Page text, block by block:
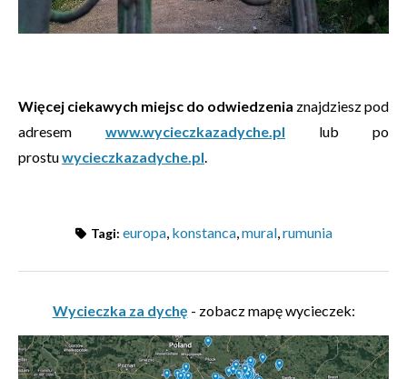
Więcej ciekawych miejsc do odwiedzenia znajdziesz pod
adresem www.wycieczkazadyche.pl lub po
prostuwycieczkazadyche.pl.
Tagi: europa, konstanca,mural,rumunia
Wycieczka za dychę - zobacz mapę wycieczek: